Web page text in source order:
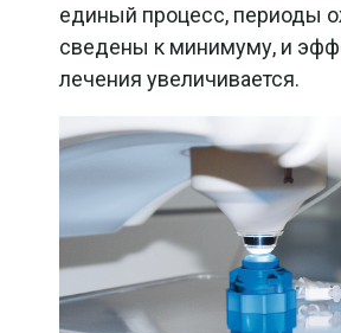
единый процесс, периоды
сведены к минимуму, и
лечения увеличивается.